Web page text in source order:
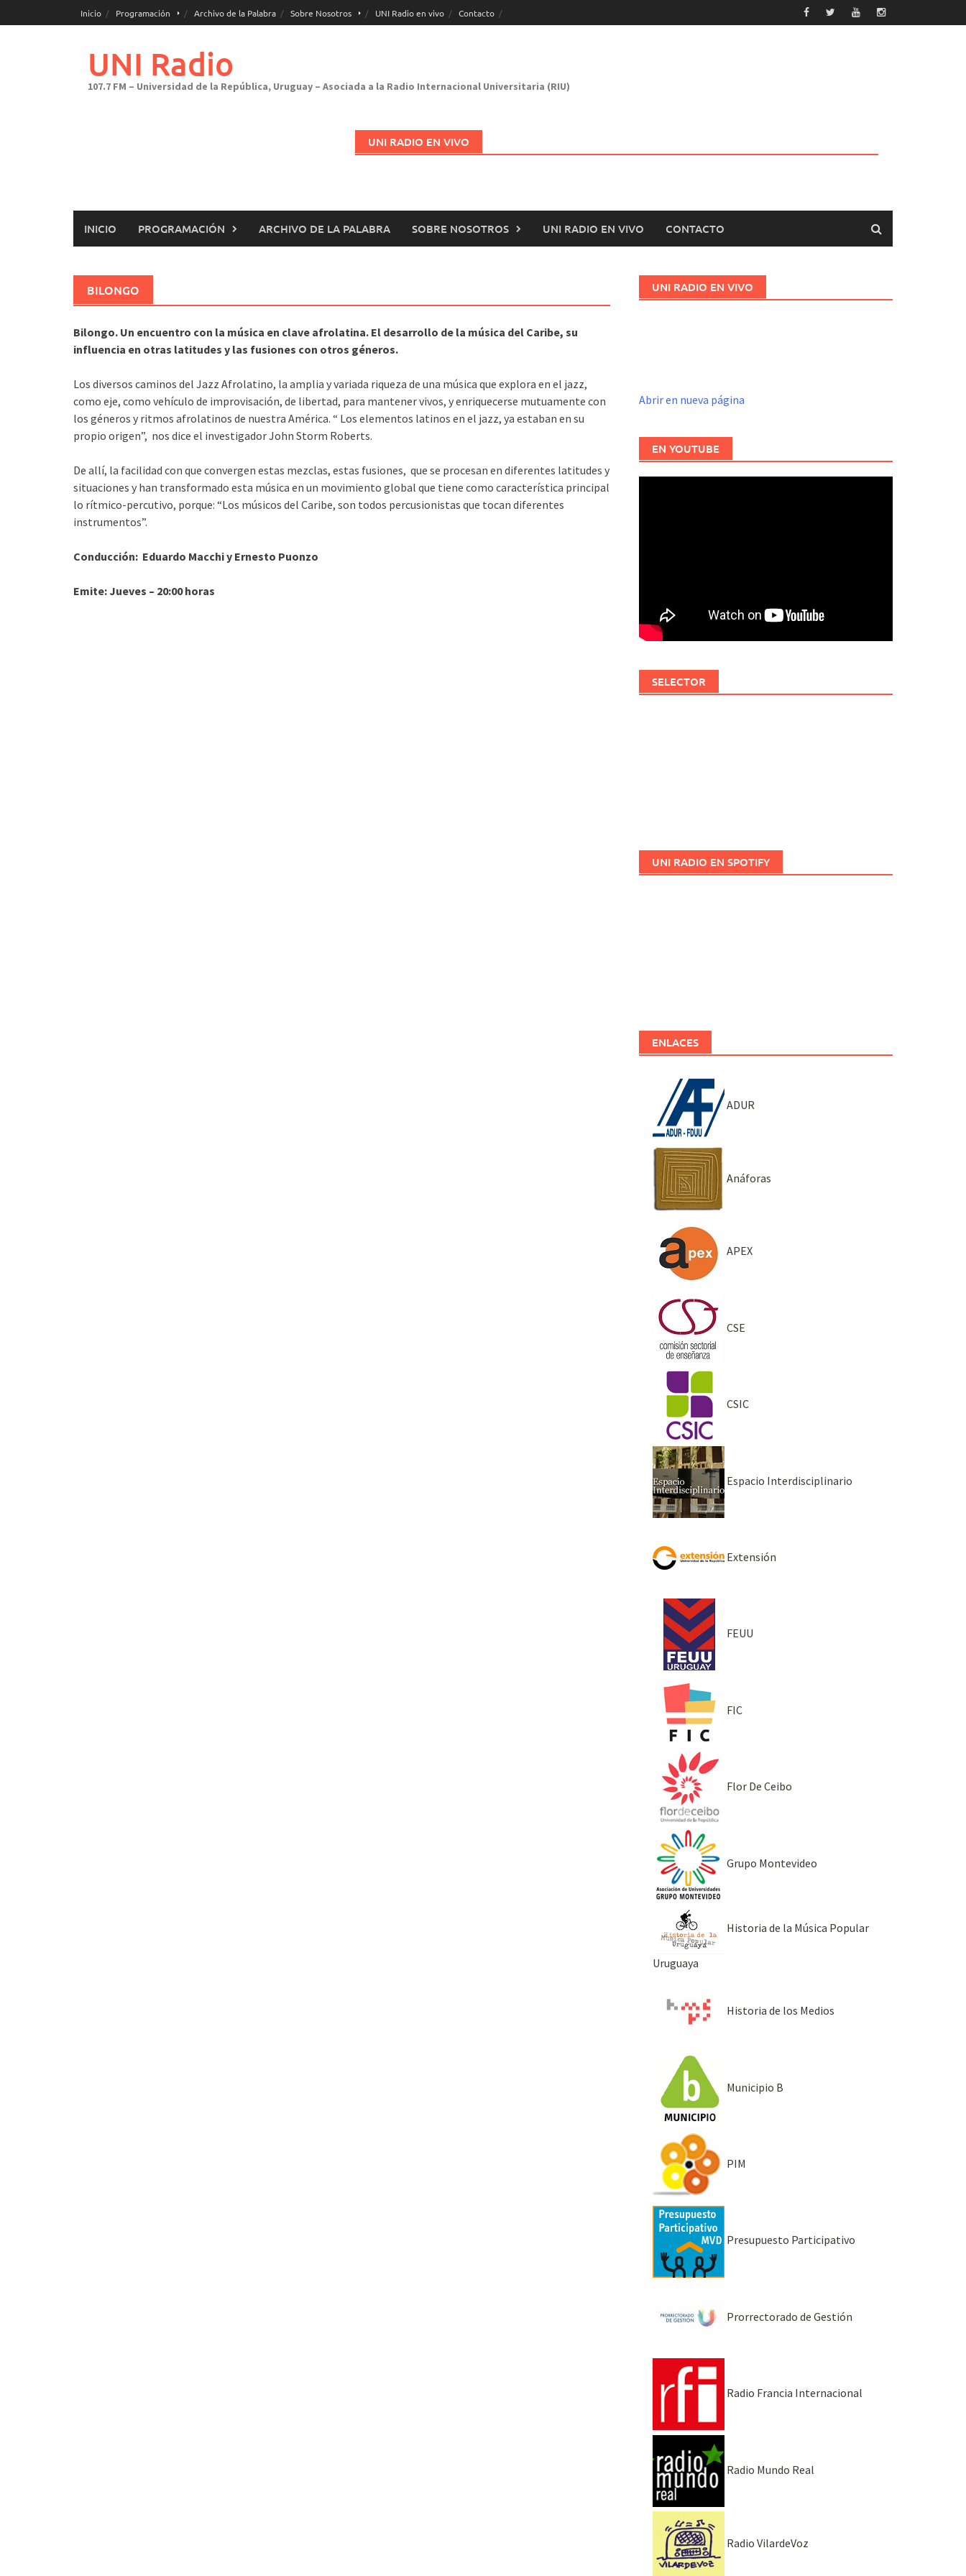
al
Inicio Programación Archivo de la Palabra Sobre Nosotros UNI Radio en vivo Contacto
UNI Radio
107.7 FM – Universidad de la República, Uruguay – Asociada a la Radio Internacional Universitaria (RIU)
UNI RADIO EN VIVO
INICIO PROGRAMACIÓN ARCHIVO DE LA PALABRA SOBRE NOSOTROS UNI RADIO EN VIVO CONTACTO
BILONGO
Bilongo. Un encuentro con la música en clave afrolatina. El desarrollo de la música del Caribe, su
influencia en otras latitudes y las fusiones con otros géneros.
Los diversos caminos del Jazz Afrolatino, la amplia y variada riqueza de una música que explora en el jazz,
como eje, como vehículo de improvisación, de libertad, para mantener vivos, y enriquecerse mutuamente con
los géneros y ritmos afrolatinos de nuestra América. “ Los elementos latinos en el jazz, ya estaban en su
propio origen”, nos dice el investigador John Storm Roberts.
De allí, la facilidad con que convergen estas mezclas, estas fusiones, que se procesan en diferentes latitudes y
situaciones y han transformado esta música en un movimiento global que tiene como característica principal
lo rítmico-percutivo, porque: “Los músicos del Caribe, son todos percusionistas que tocan diferentes
instrumentos”.
Conducción: Eduardo Macchi y Ernesto Puonzo
Emite: Jueves – 20:00 horas
UNI RADIO EN VIVO
Abrir en nueva página
EN YOUTUBE
SELECTOR
UNI RADIO EN SPOTIFY
ENLACES
ADUR
Anáforas
APEX
CSE
CSIC
Espacio Interdisciplinario
Extensión
FEUU
FIC
Flor De Ceibo
Grupo Montevideo
Historia de la Música Popular
Uruguaya
Historia de los Medios
Municipio B
PIM
Presupuesto Participativo
Prorrectorado de Gestión
Radio Francia Internacional
Radio Mundo Real
Radio VilardeVoz